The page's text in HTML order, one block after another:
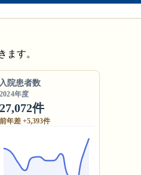
ます。
入院患者数
2024年度
27,072件
前年差 +5,393件